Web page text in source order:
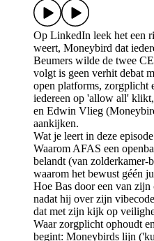
Op LinkedIn leek het een
weert, Moneybird dat
Beumers wilde de twee
volgt is geen verhit debat
open platforms, zorgplicht
iedereen op 'allow all'
en Edwin Vlieg
aankijken.
Wat je leert in deze
Waarom AFAS een
belandt (van zolderkamer-
waarom het bewust géén
Hoe Bas door een van
nadat hij over zijn
dat met zijn kijk op
Waar zorgplicht ophoudt
begint: Moneybirds lijn